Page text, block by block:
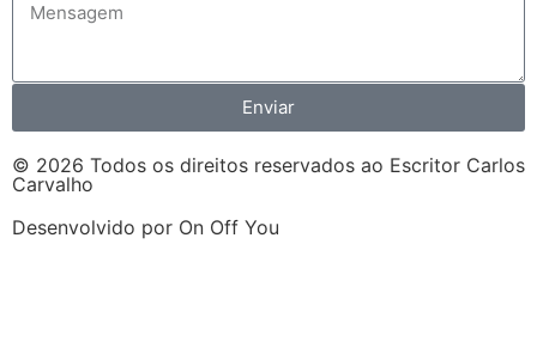
Enviar
© 2026 Todos os direitos reservados ao Escritor Carlos
Carvalho
Desenvolvido por On Off You